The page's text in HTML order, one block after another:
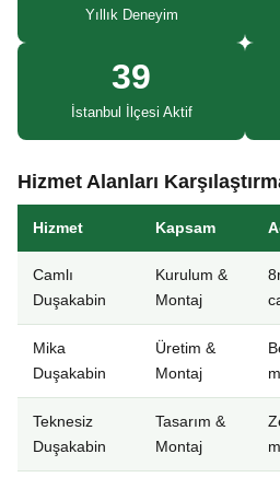
Yıllık Deneyim
39
İstanbul İlçesi Aktif
Hizmet Alanları
Hizmet Kapsam
Camlı
Duşakabin
Kurulum &
Montaj
Mika
Duşakabin
Üretim &
Montaj
Teknesiz
Duşakabin
Tasarım &
Montaj